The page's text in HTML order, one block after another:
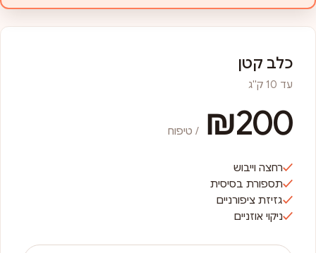
כלב קטן
עד 10 ק"ג
₪200 / טיפוח
רחצה וייבוש
תספורת בסיסית
גזיזת ציפורניים
ניקוי אוזניים